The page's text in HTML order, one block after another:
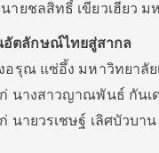
ายชลสิทธิ์ เขียวเฮียว
อัตลักษณ์ไทยสู่สากล
อรุณ แซ่อึ้ง มหาวิทยา
ก่ นางสาวญาณพันธ์ กัน
นายวรเชษฐ์ เลิศบัวบ